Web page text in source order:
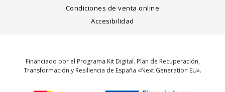
Condiciones de venta online
Accesibilidad
Financiado por el Programa Kit Digital. Plan de Recuperación,
Transformación y Resiliencia de España «Next Generation EU».